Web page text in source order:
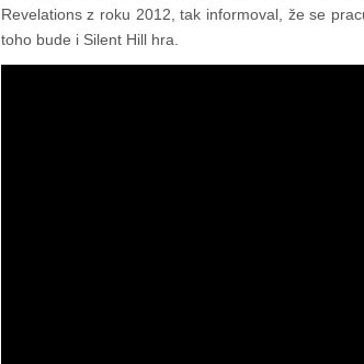
Revelations z roku 2012, tak informoval, že se
toho bude i Silent Hill hra.